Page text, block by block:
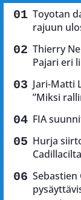
Toyotan
rajuun
Thierry
Pajari eri
Jari-Matti
”Miksi
FIA
Hurja